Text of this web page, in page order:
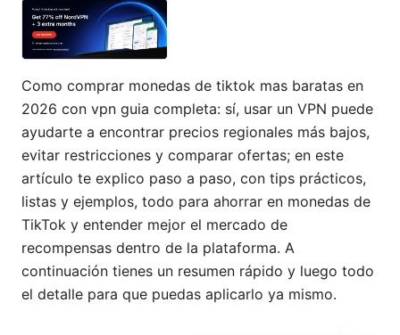
Como comprar monedas de tiktok mas baratas en
2026 con vpn guia completa: sí, usar un VPN puede
ayudarte a encontrar precios regionales más bajos,
evitar restricciones y comparar ofertas; en este
artículo te explico paso a paso, con tips prácticos,
listas y ejemplos, todo para ahorrar en monedas de
TikTok y entender mejor el mercado de
recompensas dentro de la plataforma. A
continuación tienes un resumen rápido y luego todo
el detalle para que puedas aplicarlo ya mismo.